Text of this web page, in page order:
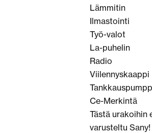
Lämmitin
Ilmastointi
Työ-valot
La-puhelin
Radio
Viilennyskaappi
Ce-Merkintä
Tästä urakoihin
varusteltu Sany!